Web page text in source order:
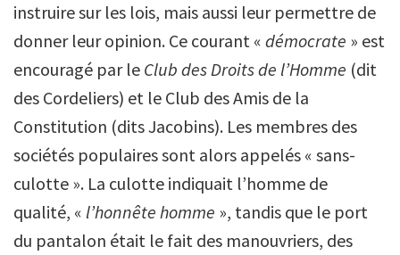
instruire sur les lois, mais aussi leur permettre de
donner leur opinion. Ce courant « démocrate » est
encouragé par le Club des Droits de l’Homme (dit
des Cordeliers) et le Club des Amis de la
Constitution (dits Jacobins). Les membres des
sociétés populaires sont alors appelés « sans-
culotte ». La culotte indiquait l’homme de
qualité, « l’honnête homme », tandis que le port
du pantalon était le fait des manouvriers, des